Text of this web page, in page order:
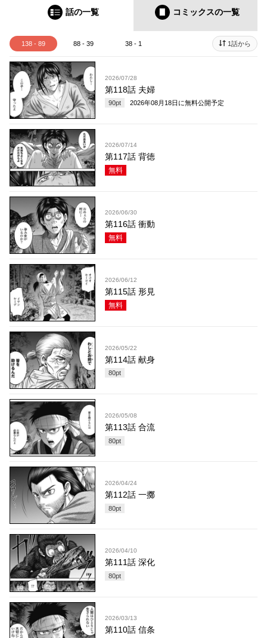
話の一覧 コミックスの一覧
138 - 89 88 - 39 38 - 1 1話から
2026/07/28
第118話 夫婦
90pt 2026年08月18日 に無料公開予定
2026/07/14
第117話 背徳
無料
2026/06/30
第116話 衝動
無料
2026/06/12
第115話 形見
無料
2026/05/22
第114話 献身
80pt
2026/05/08
第113話 合流
80pt
2026/04/24
第112話 一擲
80pt
2026/04/10
第111話 深化
80pt
2026/03/13
第110話 信条